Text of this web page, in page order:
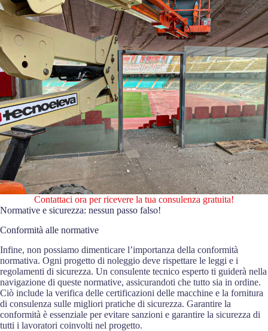
Contattaci ora per ricevere la tua consulenza gratuita!
Normative e sicurezza: nessun passo falso!
Conformità alle normative
Infine, non possiamo dimenticare l’importanza della conformità
normativa. Ogni progetto di noleggio deve rispettare le leggi e i
regolamenti di sicurezza. Un consulente tecnico esperto ti guiderà nella
navigazione di queste normative, assicurandoti che tutto sia in ordine.
Ciò include la verifica delle certificazioni delle macchine e la fornitura
di consulenza sulle migliori pratiche di sicurezza. Garantire la
conformità è essenziale per evitare sanzioni e garantire la sicurezza di
tutti i lavoratori coinvolti nel progetto.